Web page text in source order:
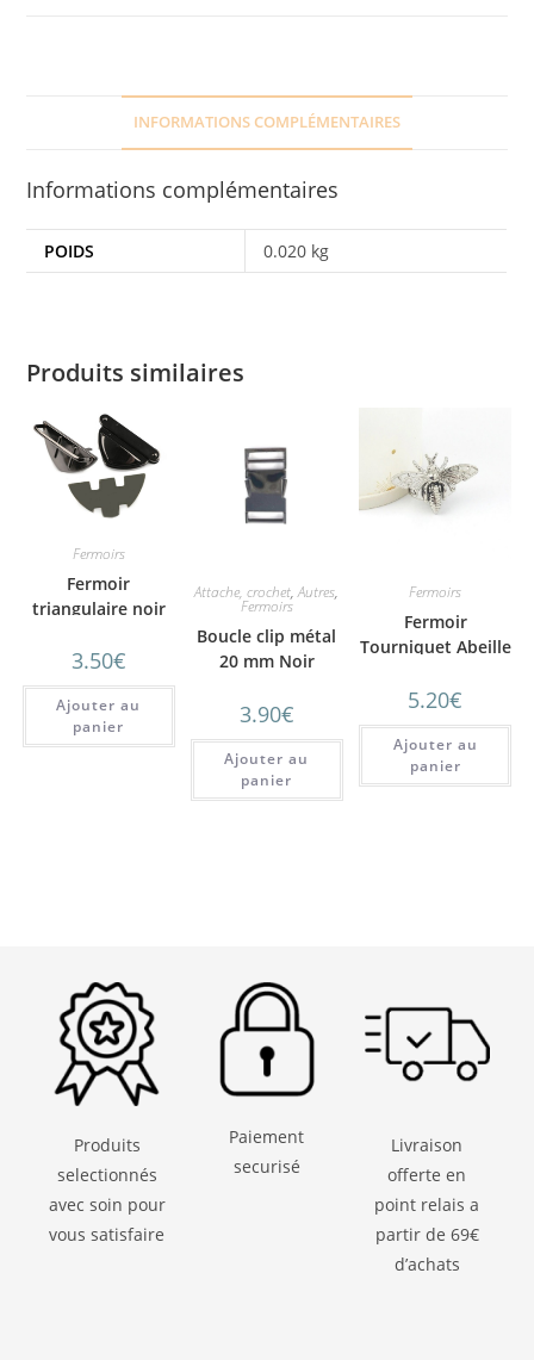
INFORMATIONS COMPLÉMENTAIRES
Informations complémentaires
POIDS 0.020 kg
Produits similaires
Fermoirs
Fermoir
triangulaire noir
3.50€
Ajouter au
panier
Attache, crochet,Autres,
Fermoirs
Boucle clip métal
20 mm Noir
3.90€
Ajouter au
panier
Fermoirs
Fermoir
Tourniquet Abeille
5.20€
Ajouter au
panier
Produits
selectionnés
avec soin pour
vous satisfaire
Paiement
securisé
Livraison
offerte en
point relais a
partir de 69€
d’achats